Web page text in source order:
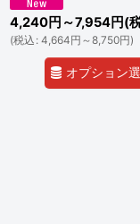
4,240円 ～7,954円(
(税込 : 4,664円 ～8,750円)
オプション